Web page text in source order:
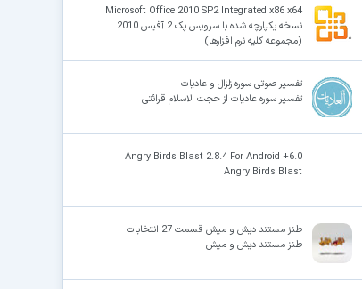
Microsoft Office 2010 SP2 Integrated x86 x64
نسخه یکپارچه شده با سرویس پک 2 آفیس 2010
(مجموعه کلیه نرم افزارها)
تفسیر صوتی سوره زلزال و عادیات
تفسیر سوره عادیات از حجت الاسلام قرائتی
Angry Birds Blast 2.8.4 For Android +6.0
Angry Birds Blast
طنز مستند دیش و میش قسمت 27 انتخابات
طنز مستند دیش و میش